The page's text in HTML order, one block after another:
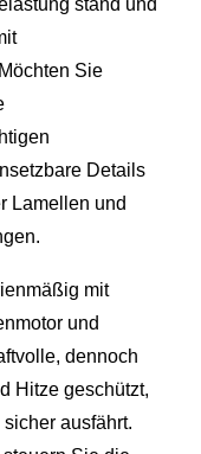
Sie
Details
Lamellen und
mit
und
dennoch
Hitze geschützt,
ausfährt.